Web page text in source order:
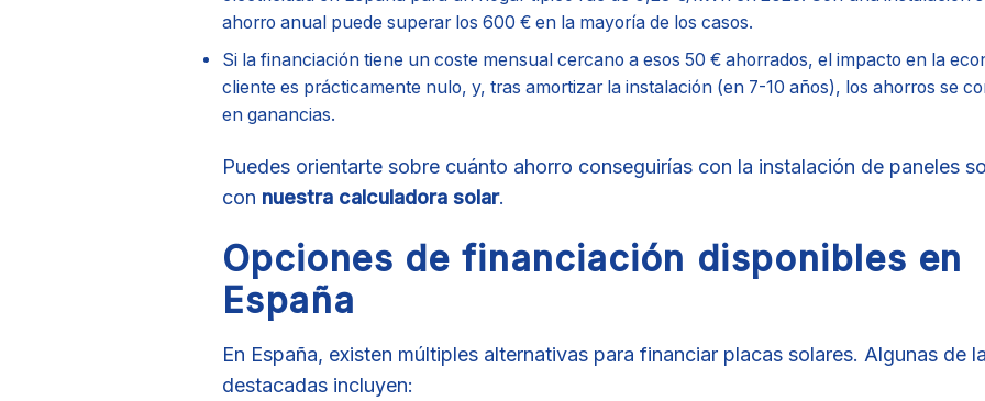
ahorro anual puede superar los 600 € en la mayoría de los casos.
Si la financiación tiene un coste mensual cercano a esos 50 € ahorrados, el impacto en la
cliente es prácticamente nulo, y, tras amortizar la instalación (en 7-10 años), los ahorros se
en ganancias.
Puedes orientarte sobre cuánto ahorro conseguirías con la instalación de paneles
con nuestra calculadora solar.
Opciones de financiación disponibles en
España
En España, existen múltiples alternativas para financiar placas solares. Algunas de
destacadas incluyen: